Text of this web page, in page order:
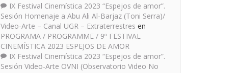
IX Festival Cinemística 2023 “Espejos de amor”.
Sesión Homenaje a Abu Ali Al-Barjaz (Toni Serra)/
Video-Arte – Canal UGR – Extraterrestres en
PROGRAMA / PROGRAMME / 9º FESTIVAL
CINEMÍSTICA 2023 ESPEJOS DE AMOR
IX Festival Cinemística 2023 “Espejos de amor”.
Sesión Video-Arte OVNI (Observatorio Video No